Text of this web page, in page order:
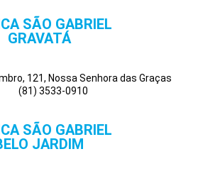
SÃO GABRIEL
GRAVATÁ
121, Nossa Senhora das Graças
(81) 3533-0910
SÃO GABRIEL
JARDIM